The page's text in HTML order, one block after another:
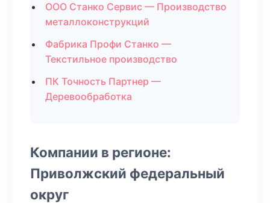
ООО Станко Сервис — Производство
металлоконструкций
Фабрика Профи Станко —
Текстильное производство
ПК Точность Партнер —
Деревообработка
Компании в регионе:
Приволжский федеральный
округ